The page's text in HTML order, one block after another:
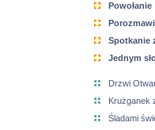
Powołanie
Spotkanie
Jednym
Drzwi
Krużganek
Śladami